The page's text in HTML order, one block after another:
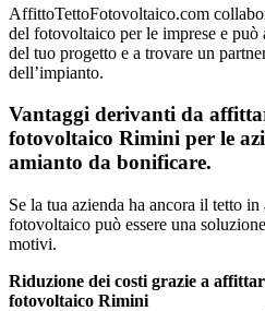
AffittoTettoFotovoltaico.com
del fotovoltaico per le imprese e
del tuo progetto e a trovare un
dell’impianto.
Vantaggi derivanti da
fotovoltaico Rimini per le
amianto da bonificare.
Se la tua azienda ha ancora il tetto
fotovoltaico può essere una
motivi.
Riduzione dei costi grazie a
fotovoltaico Rimini